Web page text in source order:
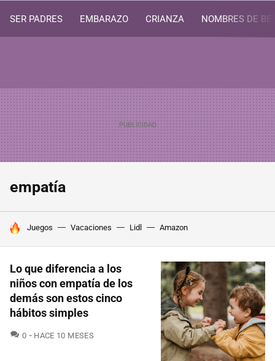
SER PADRES EMBARAZO CRIANZA NOMBRES DE
empatía
HOY SE HABLA DE
Juegos Vacaciones Lidl Amazon
Lo que diferencia a los
niños con empatía de los
demás son estos cinco
hábitos simples
0 COMENTARIOS
HACE 10 MESES